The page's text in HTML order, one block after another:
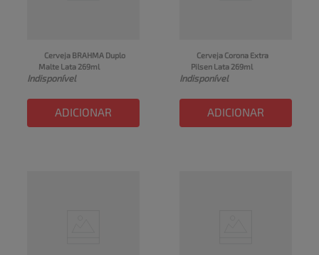
Cerveja BRAHMA Duplo
Malte Lata 269ml
Indisponível
ADICIONAR
Cerveja Corona Extra
Pilsen Lata 269ml
Indisponível
ADICIONAR